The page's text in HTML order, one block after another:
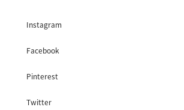
Instagram
Facebook
Pinterest
Twitter